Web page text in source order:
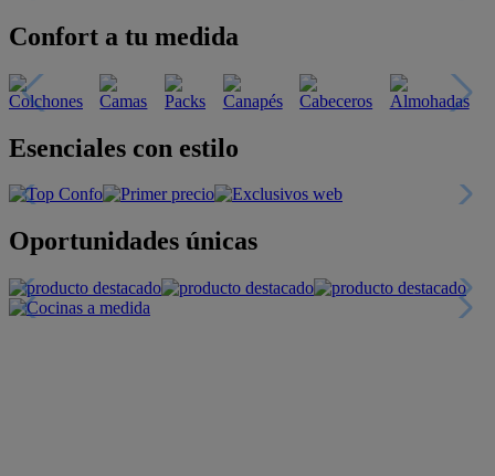
Confort a tu medida
Esenciales con estilo
Oportunidades únicas